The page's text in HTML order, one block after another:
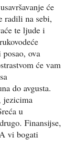
će
radili na sebi,
te ljude i
ova
će vam
do avgusta.
jezicima
u
Finansijse,
vi bogati